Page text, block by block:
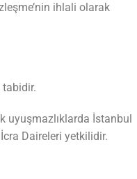
ihlali olarak
tabidir.
uyuşmazlıklarda İstanbul
Daireleri yetkilidir.